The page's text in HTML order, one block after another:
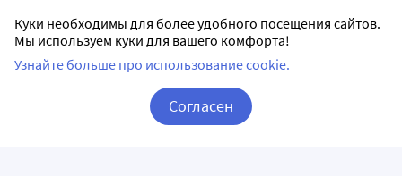
Куки необходимы для более удобного посещения сайтов.
Мы используем куки для вашего комфорта!
Узнайте больше про использование cookie.
Согласен